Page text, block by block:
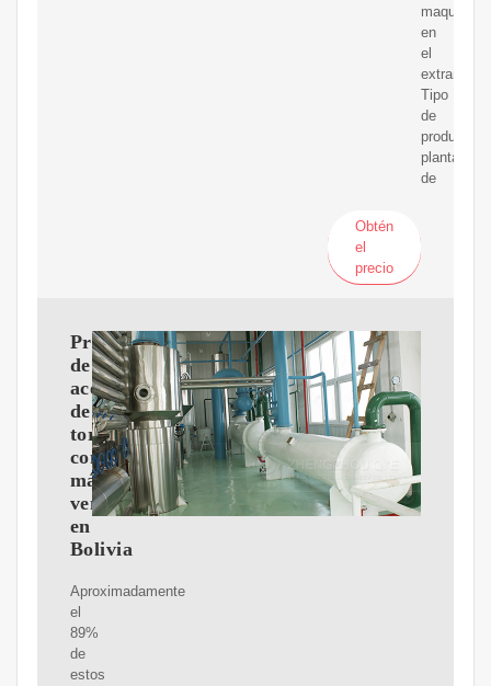
maquinaria
en
el
extranjero;
Tipo
de
producto:
planta
de
Obtén
el
precio
Prensa
de
aceite
de
tornillo
comercial
más
vendida
en
Bolivia
Aproximadamente
el
89%
de
estos